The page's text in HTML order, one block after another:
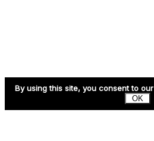
By using this site, you consent to our